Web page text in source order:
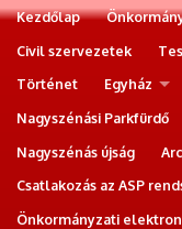
Kezdőlap
Civil szervezetek
Történet
Egyház
Nagyszénási Parkfürdő
Nagyszénás újság
Csatlakozás az ASP
Önkormányzati